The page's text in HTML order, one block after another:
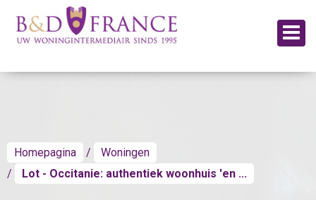
Homepagina
Woningen
Lot - Occitanie: authentiek woonhuis 'en ...